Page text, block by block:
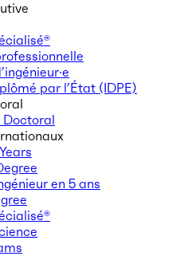
par l’État (IDPE)
Doctoral
en 5 ans